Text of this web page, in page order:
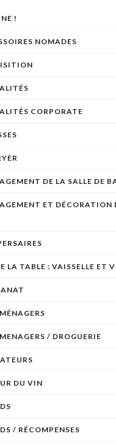
!
NOMADES
CORPORATE
DE LA SALLE DE
ET DÉCORATION
LA TABLE : VAISSELLE ET
/ DROGUERIE
DU VIN
/ RÉCOMPENSES